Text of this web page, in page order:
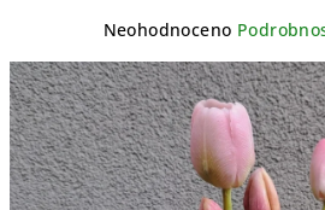
produktu
je
0,0
z
5
hvězdiček.
Neohodnoceno